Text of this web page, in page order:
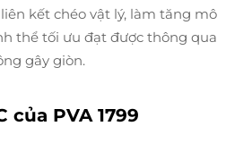
kết chéo vật lý, làm tăng mô
thể tối ưu đạt được thông qua
gây giòn.
PVA 1799